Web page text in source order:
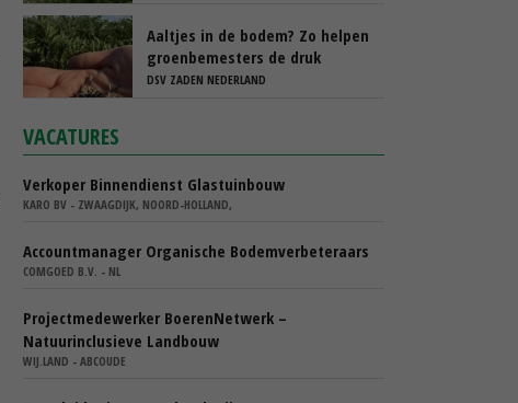
Aaltjes in de bodem? Zo helpen
groenbemesters de druk
natuurlijk verlagen
DSV ZADEN NEDERLAND
VACATURES
Verkoper Binnendienst Glastuinbouw
KARO BV - ZWAAGDIJK, NOORD-HOLLAND,
Accountmanager Organische Bodemverbeteraars
COMGOED B.V. - NL
Projectmedewerker BoerenNetwerk –
Natuurinclusieve Landbouw
WIJ.LAND - ABCOUDE